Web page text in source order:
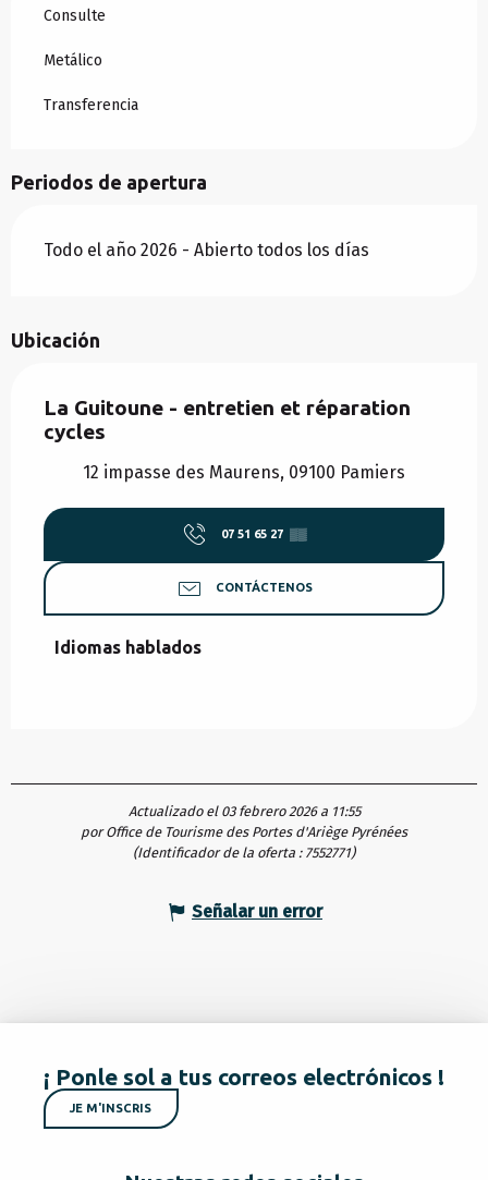
Consulte
Metálico
Transferencia
Periodos de apertura
Todo el año 2026 - Abierto todos los días
Ubicación
La Guitoune - entretien et réparation
cycles
12 impasse des Maurens, 09100 Pamiers
07 51 65 27 ▒▒
CONTÁCTENOS
Idiomas hablados
Idiomas hablados
Actualizado el 03 febrero 2026 a 11:55
por Office de Tourisme des Portes d'Ariège Pyrénées
(Identificador de la oferta : 7552771)
Señalar un error
¡ Ponle sol a tus correos electrónicos !
JE M'INSCRIS